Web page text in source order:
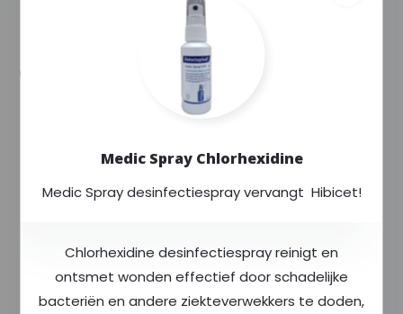
Levertijd: 3 tot 6 werkdagen
Rode Kruis
producten op voorraad
Productomschrijving
Specificaties
Medic Spray Chlorhexidine
Medic Spray desinfectiespray vervangt Hibicet!
Chlorhexidine desinfectiespray reinigt en
ontsmet wonden effectief door schadelijke
bacteriën en andere ziekteverwekkers te doden,